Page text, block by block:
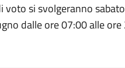
voto si svolgeranno
dalle ore 07:00 alle ore